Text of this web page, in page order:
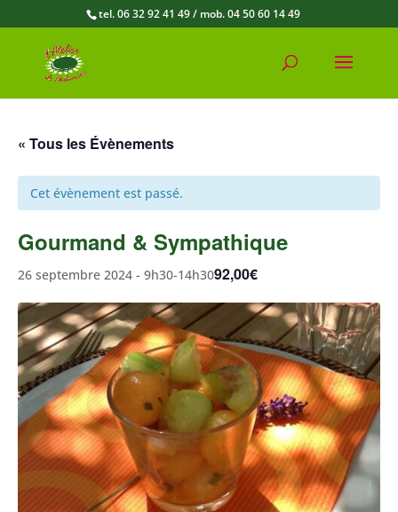
tel. 06 32 92 41 49 / mob. 04 50 60 14 49
« Tous les Évènements
Cet évènement est passé.
Gourmand & Sympathique
26 septembre 2024 - 9h30-14h3092,00€